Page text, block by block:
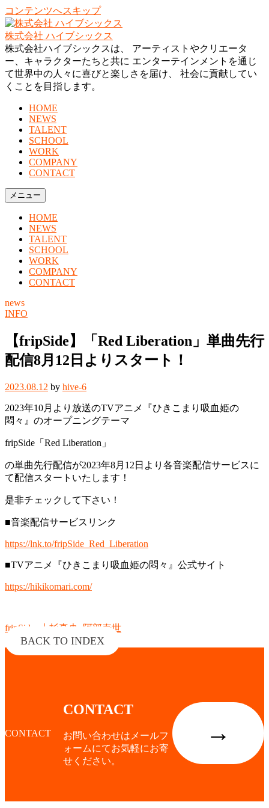
コンテンツへスキップ
株式会社 ハイブシックス
株式会社ハイブシックスは、 アーティストやクリエータ
ー、キャラクターたちと共に エンターテインメントを通じ
て世界中の人々に喜びと楽しさを届け、 社会に貢献してい
くことを目指します。
HOME
NEWS
TALENT
SCHOOL
WORK
COMPANY
CONTACT
メニュー
HOME
NEWS
TALENT
SCHOOL
WORK
COMPANY
CONTACT
news
INFO
【fripSide】「Red Liberation」単曲先行
配信8月12日よりスタート！
2023.08.12 by hive-6
2023年10月より放送のTVアニメ『ひきこまり吸血姫の
悶々』のオープニングテーマ
fripSide「Red Liberation」
の単曲先行配信が2023年8月12日より各音楽配信サービスに
て配信スタートいたします！
是非チェックして下さい！
■音楽配信サービスリンク
https://lnk.to/fripSide_Red_Liberation
■TVアニメ『ひきこまり吸血姫の悶々』公式サイト
https://hikikomari.com/
fripSide 上杉真央 阿部寿世
BACK TO INDEX
CONTACT
CONTACT
お問い合わせはメールフ
ォームにてお気軽にお寄
せください。
→